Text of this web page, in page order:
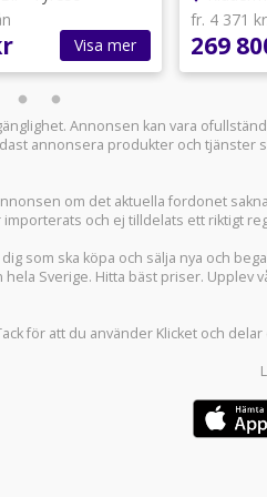
Visa mer
fr. 4 371
269
Annonsen kan vara
annonsera produkter och tjänster
om det aktuella fordonet
och ej tilldelats ett riktigt
som ska köpa och sälja nya och
Sverige. Hitta bäst priser. Upplev
för att du använder Klicket och delar